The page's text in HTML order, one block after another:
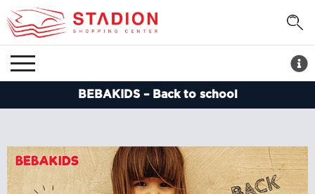
BEBAKIDS – Back to school